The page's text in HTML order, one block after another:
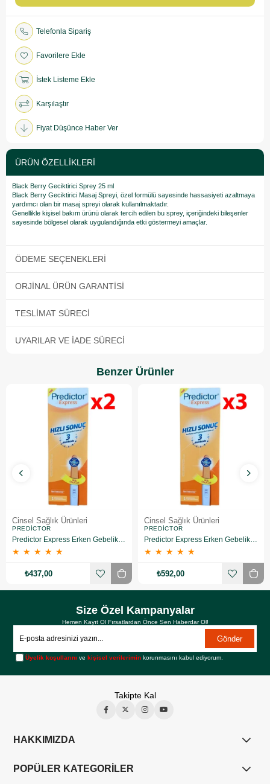
Telefonla Sipariş
Favorilere Ekle
İstek Listeme Ekle
Karşılaştır
Fiyat Düşünce Haber Ver
ÜRÜN ÖZELLIKLERI
Black Berry Geciktirici Sprey 25 ml
Black Berry Geciktirici Masaj Spreyi, özel formülü sayesinde hassasiyeti azaltmaya
yardımcı olan bir masaj spreyi olarak kullanılmaktadır.
Genellikle kişisel bakım ürünü olarak tercih edilen bu sprey, içeriğindeki bileşenler
sayesinde bölgesel olarak uygulandığında etki göstermeyi amaçlar.
ÖDEME SEÇENEKLERI
ORJINAL ÜRÜN GARANTISI
TESLIMAT SÜRECI
UYARILAR VE İADE SÜRECI
Benzer Ürünler
Cinsel Sağlık Ürünleri
PREDICTOR
Predictor Express Erken Gebelik Testi 2 Adet
★ ★ ★ ★ ★
₺437,00
Cinsel Sağlık Ürünleri
PREDICTOR
Predictor Express Erken Gebelik Testi 3 Adet
★ ★ ★ ★ ★
₺592,00
Size Özel Kampanyalar
Hemen Kayıt Ol Fırsatlardan Önce Sen Haberdar Ol!
Gönder
Üyelik koşullarını vekişisel verilerimin korunmasını kabul ediyorum.
Takipte Kal
HAKKIMIZDA
POPÜLER KATEGORİLER